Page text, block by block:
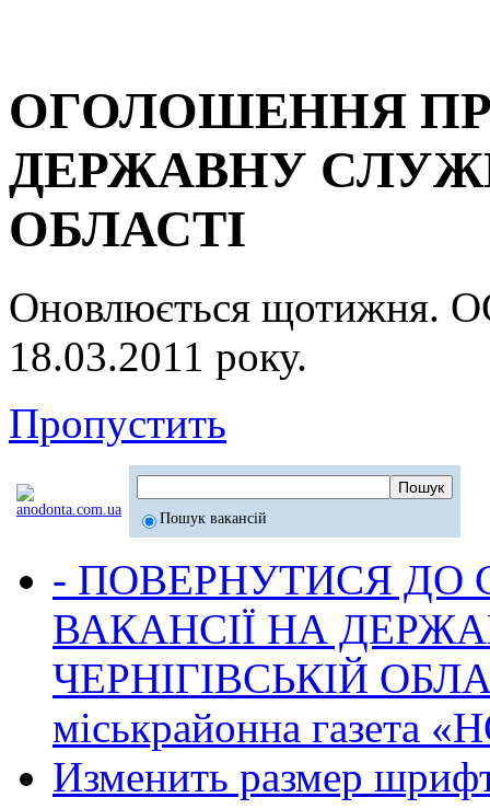
ОГОЛОШЕННЯ
ДЕРЖАВНУ
ОБЛАСТІ
Оновлюється
18.03.2011 року.
Пропустить
Пошук вакансій
- ПОВЕРНУТИСЯ ДО
ВАКАНСІЇ НА
ЧЕРНІГІВСЬКІЙ
міськрайонна газета
Изменить размер